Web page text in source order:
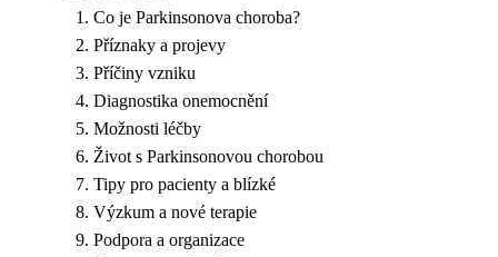
Co je Parkinsonova choroba?
Příznaky a projevy
Příčiny vzniku
Diagnostika onemocnění
Možnosti léčby
Život s Parkinsonovou chorobou
Tipy pro pacienty a blízké
Výzkum a nové terapie
Podpora a organizace